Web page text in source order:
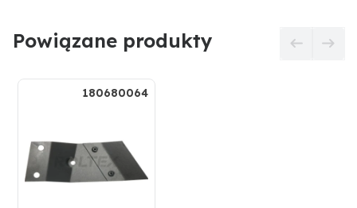
Powiązane produkty
180680064